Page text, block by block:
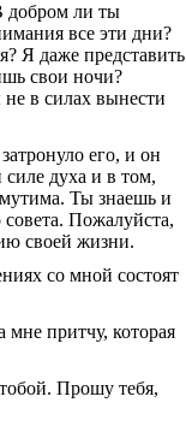
добром ли ты
все эти дни?
Я даже представить
свои ночи?
в силах вынести
его, и он
духа и в том,
Ты знаешь и
Пожалуйста,
своей жизни.
со мной состоят
притчу, которая
Прошу тебя,